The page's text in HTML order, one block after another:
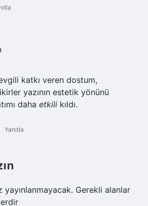
katkı veren dostum,
yazının estetik yönünü
daha etkili kıldı.
Yanıtla
Gerekli alanlar